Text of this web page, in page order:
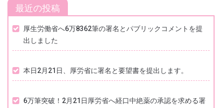
最近の投稿
厚生労働省へ6万8362筆の署名とパブリックコメントを提
出しました
本日2月21日、厚労省に署名と要望書を提出します。
6万筆突破！2月21日厚労省へ経口中絶薬の承認を求める署